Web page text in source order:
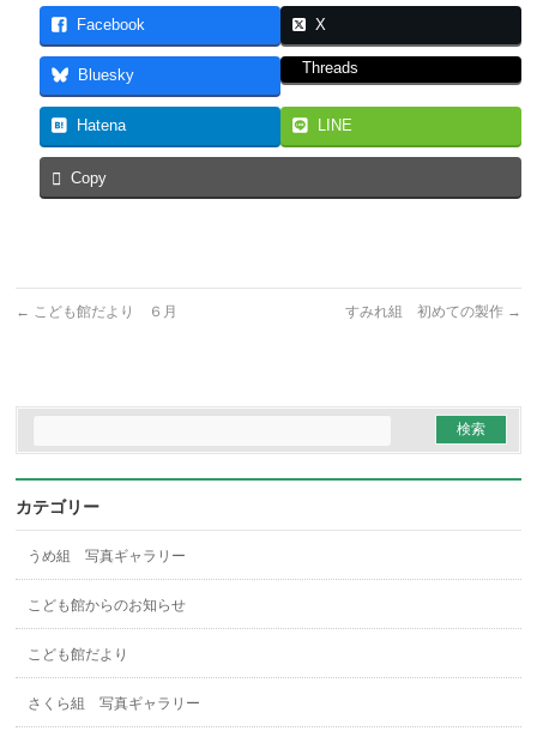
Facebook X
Bluesky Threads
Hatena LINE
Copy
← こども館だより ６月 すみれ組 初めての製作 →
カテゴリー
うめ組 写真ギャラリー
こども館からのお知らせ
こども館だより
さくら組 写真ギャラリー